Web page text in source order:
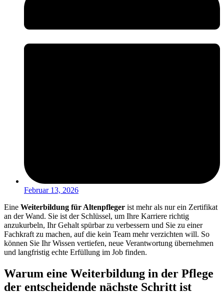
Februar 13, 2026
Eine Weiterbildung für Altenpfleger ist mehr als nur ein Zertifikat
an der Wand. Sie ist der Schlüssel, um Ihre Karriere richtig
anzukurbeln, Ihr Gehalt spürbar zu verbessern und Sie zu einer
Fachkraft zu machen, auf die kein Team mehr verzichten will. So
können Sie Ihr Wissen vertiefen, neue Verantwortung übernehmen
und langfristig echte Erfüllung im Job finden.
Warum eine Weiterbildung in der Pflege
der entscheidende nächste Schritt ist